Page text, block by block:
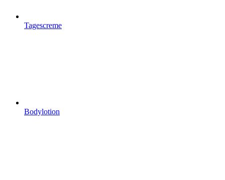
Tagescreme
Bodylotion